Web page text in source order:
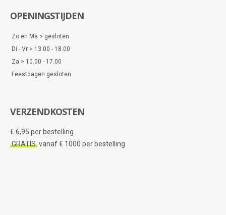
OPENINGSTIJDEN
Zo en Ma > gesloten
Di - Vr > 13.00 - 18.00
Za > 10.00 - 17.00
Feestdagen gesloten
VERZENDKOSTEN
€ 6,95 per bestelling
GRATIS vanaf € 1000 per bestelling